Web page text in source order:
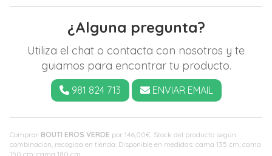
Comprar BOUTI EROS VERDE por 146,00€ . Stock del producto según
combinación, recogida en tienda. Disponible en medidas: cama 135 cm; cama
150 cm; cama 180 cm.
¿Alguna pregunta?
Utiliza el chat o contacta con nosotros y te
guiamos para encontrar tu producto.
981 824 713 ENVIAR EMAIL